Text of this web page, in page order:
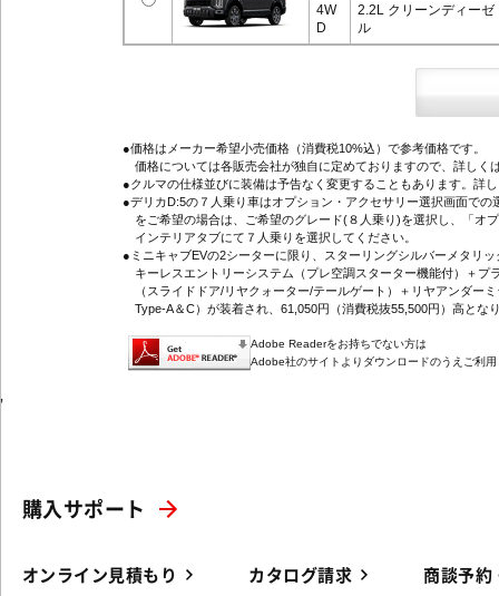
4W
D
2.2L クリーンディーゼ
ル
●価格はメーカー希望小売価格（消費税10%込）で参考価格です。
価格については各販売会社が独自に定めておりますので、詳しく
●クルマの仕様並びに装備は予告なく変更することもあります。詳
●デリカD:5の７人乗り車はオプション・アクセサリー選択画面での
をご希望の場合は、ご希望のグレード(８人乗り)を選択し、「オ
インテリアタブにて７人乗りを選択してください。
●ミニキャブEVの2シーターに限り、スターリングシルバーメタリ
キーレスエントリーシステム（プレ空調スターター機能付）＋プ
（スライドドア/リヤクォーター/テールゲート）＋リヤアンダー
Type-A＆C）が装着され、61,050円（消費税抜55,500円）高とな
Adobe Readerをお持ちでない方は
Adobe社のサイトよりダウンロードのうえご利
'
購入サポート
オンライン見積もり カタログ請求 商談予約